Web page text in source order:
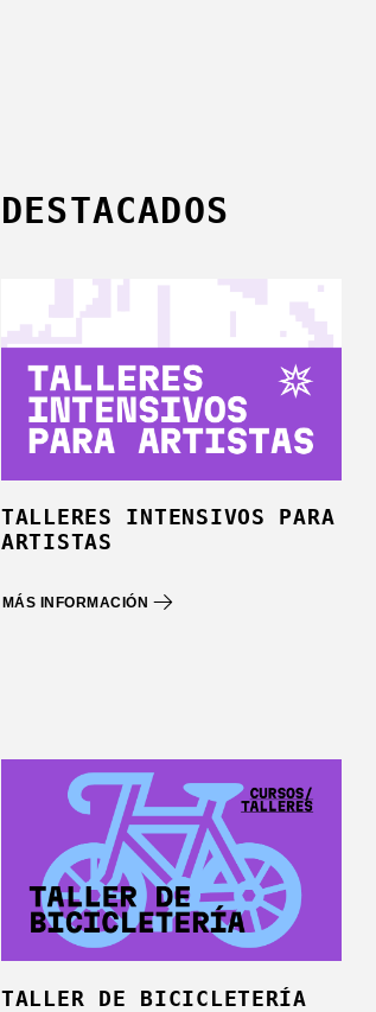
DESTACADOS
TALLERES INTENSIVOS PARA
ARTISTAS
MÁS INFORMACIÓN
TALLER DE BICICLETERÍA